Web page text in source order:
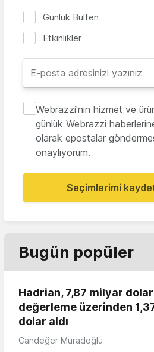
Günlük Bülten
Etkinlikler
Webrazzi'nin hizmet ve
günlük Webrazzi
olarak epostalar
onaylıyorum.
Seçimlerimi
Bugün popüler
Hadrian, 7,87 milyar dolar
değerleme üzerinden
dolar aldı
Candeğer Muradoğlu